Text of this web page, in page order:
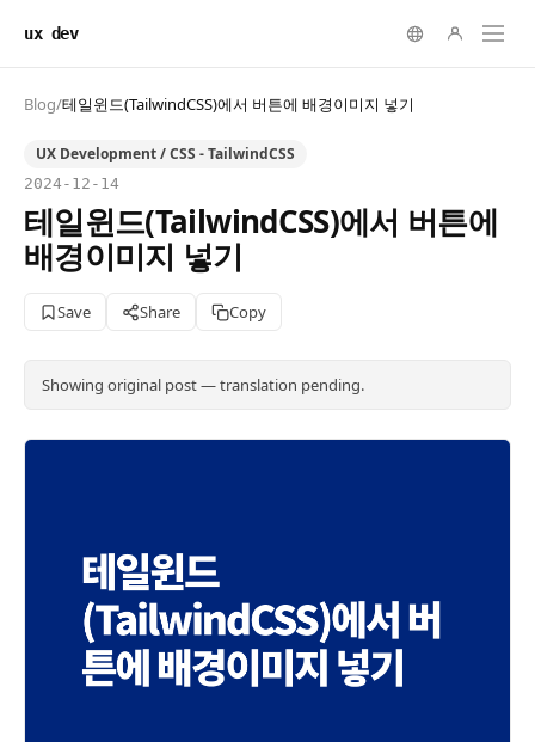
ux dev
Blog/테일윈드(TailwindCSS)에서 버튼에 배경이미지 넣기
UX Development / CSS - TailwindCSS
2024-12-14
테일윈드(TailwindCSS)에서 버튼에
배경이미지 넣기
Save Share Copy
Showing original post — translation pending.